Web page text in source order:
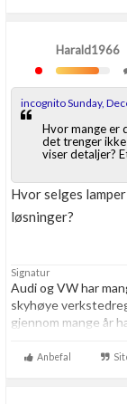
Harald1966
incognito Sunday,
Hvor mange er
det trenger
viser detaljer?
Hvor selges
løsninger?
Signatur
Audi og VW har
skyhøye
gjennom mange år
Aldri.Anbefal